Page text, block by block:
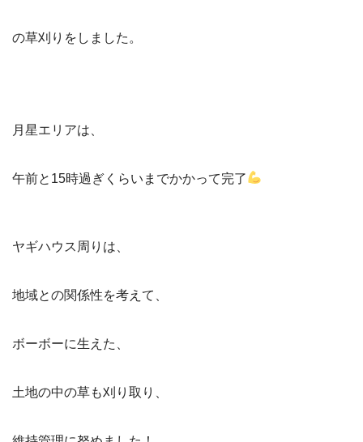
の草刈りをしました。
月星エリアは、
午前と15時過ぎくらいまでかかって完了
ヤギハウス周りは、
地域との関係性を考えて、
ボーボーに生えた、
土地の中の草も刈り取り、